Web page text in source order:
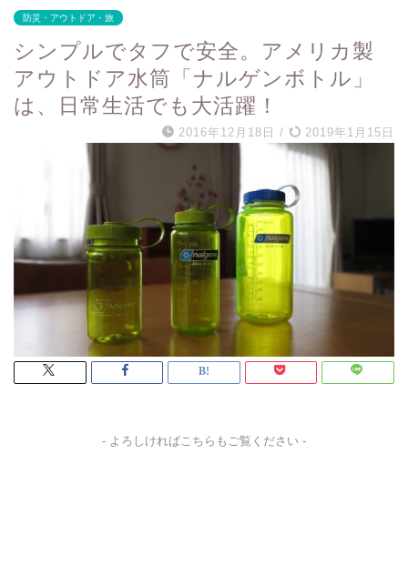
防災・アウトドア・旅
シンプルでタフで安全。アメリカ製
アウトドア水筒「ナルゲンボトル」
は、日常生活でも大活躍！
2016年12月18日 / 2019年1月15日
- よろしければこちらもご覧ください -